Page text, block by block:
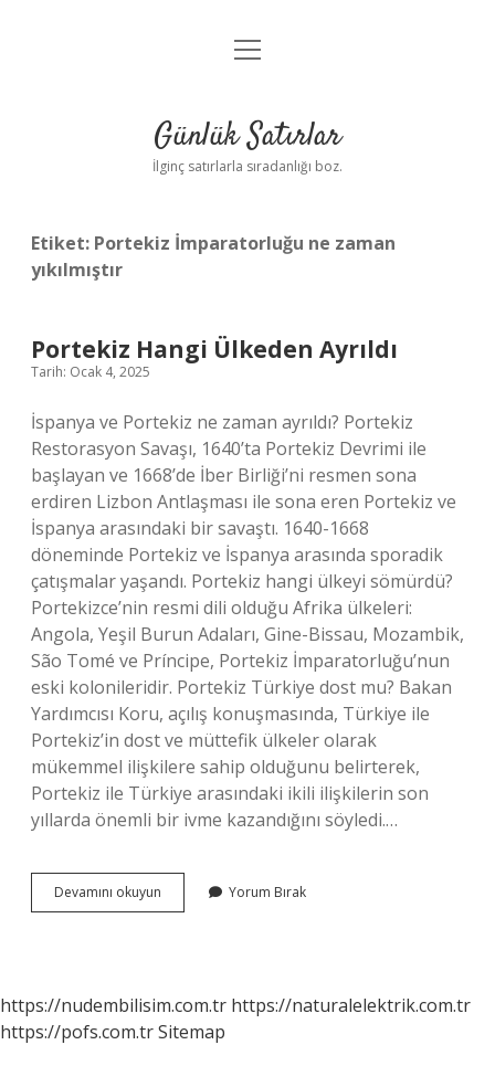
Anasayfa
Yasal Uyarı
menüyü
Günlük Satırlar
İlginç satırlarla sıradanlığı boz.
Etiket: Portekiz İmparatorluğu ne zaman
yıkılmıştır
Portekiz Hangi Ülkeden Ayrıldı
Tarih: Ocak 4, 2025
İspanya ve Portekiz ne zaman ayrıldı? Portekiz
Restorasyon Savaşı, 1640’ta Portekiz Devrimi ile
başlayan ve 1668’de İber Birliği’ni resmen sona
erdiren Lizbon Antlaşması ile sona eren Portekiz ve
İspanya arasındaki bir savaştı. 1640-1668
döneminde Portekiz ve İspanya arasında sporadik
çatışmalar yaşandı. Portekiz hangi ülkeyi sömürdü?
Portekizce’nin resmi dili olduğu Afrika ülkeleri:
Angola, Yeşil Burun Adaları, Gine-Bissau, Mozambik,
São Tomé ve Príncipe, Portekiz İmparatorluğu’nun
eski kolonileridir. Portekiz Türkiye dost mu? Bakan
Yardımcısı Koru, açılış konuşmasında, Türkiye ile
Portekiz’in dost ve müttefik ülkeler olarak
mükemmel ilişkilere sahip olduğunu belirterek,
Portekiz ile Türkiye arasındaki ikili ilişkilerin son
yıllarda önemli bir ivme kazandığını söyledi.…
Devamını okuyun Portekiz
Hangi
Yorum Bırak
https://nudembilisim.com.tr https://naturalelektrik.com.tr
https://pofs.com.trSitemap